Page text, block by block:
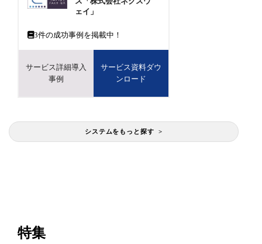
ェイ」
3件の成功事例を掲載中！
サービス詳細導入
事例
サービス資料ダウ
ンロード
システムをもっと探す >
特集